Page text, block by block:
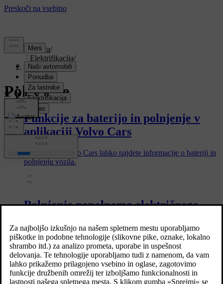
Podpora/
Elektrifikacija/
Polnjenje
Polnjenje
Funkcije za baterijo in polnjenje v
aplikaciji Volvo Cars
V aplikaciji Volvo Cars lahko najdete informacije o bateriji in
polnjenju vozila.
Polnjenje popolnoma električnega
Svoje vozilo polnite prek polnilne točke doma ali na javni
polnilni postaji.